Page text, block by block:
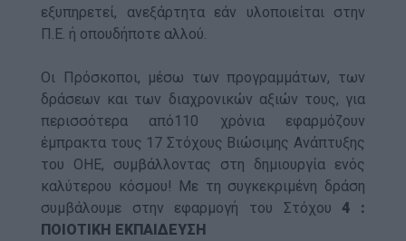
εξυπηρετεί, ανεξάρτητα εάν υλοποιείται στην
Π.Ε. ή οπουδήποτε αλλού.
Οι Πρόσκοποι, μέσω των προγραμμάτων, των
δράσεων και των διαχρονικών αξιών τους, για
περισσότερα από110 χρόνια εφαρμόζουν
έμπρακτα τους 17 Στόχους Βιώσιμης Ανάπτυξης
του ΟΗΕ, συμβάλλοντας στη δημιουργία ενός
καλύτερου κόσμου! Με τη συγκεκριμένη δράση
συμβάλουμε στην εφαρμογή του Στόχου 4 :
ΠΟΙΟΤΙΚΗ ΕΚΠΑΙΔΕΥΣΗ